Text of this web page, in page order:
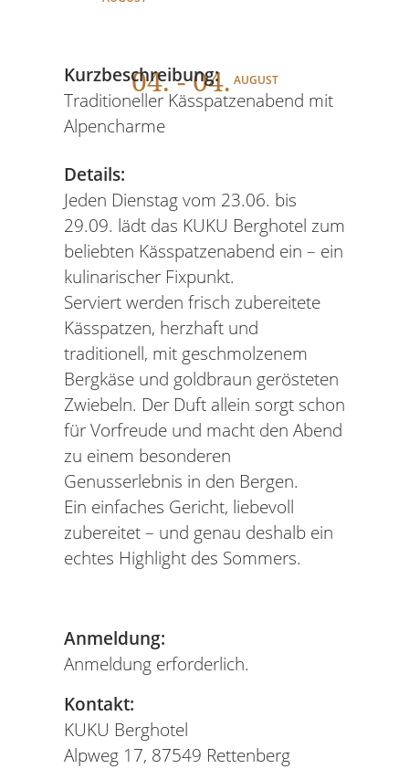
04. - 04. AUGUST
Kurzbeschreibung:
Traditioneller Kässpatzenabend mit
Alpencharme
Details:
Jeden Dienstag vom 23.06. bis
29.09. lädt das KUKU Berghotel zum
beliebten Kässpatzenabend ein – ein
kulinarischer Fixpunkt.
Serviert werden frisch zubereitete
Kässpatzen, herzhaft und
traditionell, mit geschmolzenem
Bergkäse und goldbraun gerösteten
Zwiebeln. Der Duft allein sorgt schon
für Vorfreude und macht den Abend
zu einem besonderen
Genusserlebnis in den Bergen.
Ein einfaches Gericht, liebevoll
zubereitet – und genau deshalb ein
echtes Highlight des Sommers.
Anmeldung:
Anmeldung erforderlich.
Kontakt:
KUKU Berghotel
Alpweg 17, 87549 Rettenberg